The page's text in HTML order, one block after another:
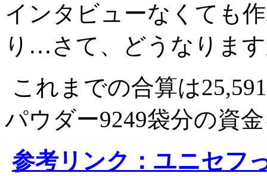
インタビューなくても
り…さて、どうなりま
これまでの合算は
パウダー9249袋分の資
参考リンク：ユニセフ